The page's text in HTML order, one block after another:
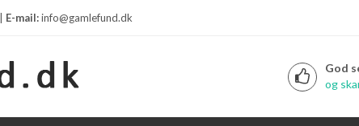
E-mail:info@gamlefund.dk
God
og